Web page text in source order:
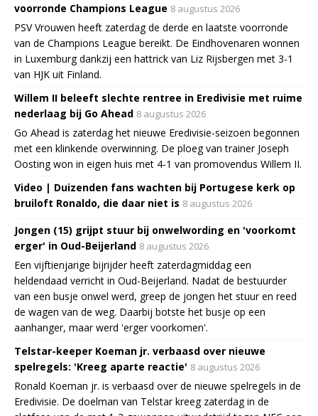
voorronde Champions League 8 augustus 2026
PSV Vrouwen heeft zaterdag de derde en laatste voorronde
van de Champions League bereikt. De Eindhovenaren wonnen
in Luxemburg dankzij een hattrick van Liz Rijsbergen met 3-1
van HJK uit Finland.
Willem II beleeft slechte rentree in Eredivisie met ruime
nederlaag bij Go Ahead 8 augustus 2026
Go Ahead is zaterdag het nieuwe Eredivisie-seizoen begonnen
met een klinkende overwinning. De ploeg van trainer Joseph
Oosting won in eigen huis met 4-1 van promovendus Willem II.
Video | Duizenden fans wachten bij Portugese kerk op
bruiloft Ronaldo, die daar niet is 8 augustus 2026
Jongen (15) grijpt stuur bij onwelwording en 'voorkomt
erger' in Oud-Beijerland 8 augustus 2026
Een vijftienjarige bijrijder heeft zaterdagmiddag een
heldendaad verricht in Oud-Beijerland. Nadat de bestuurder
van een busje onwel werd, greep de jongen het stuur en reed
de wagen van de weg. Daarbij botste het busje op een
aanhanger, maar werd 'erger voorkomen'.
Telstar-keeper Koeman jr. verbaasd over nieuwe
spelregels: 'Kreeg aparte reactie' 8 augustus 2026
Ronald Koeman jr. is verbaasd over de nieuwe spelregels in de
Eredivisie. De doelman van Telstar kreeg zaterdag in de